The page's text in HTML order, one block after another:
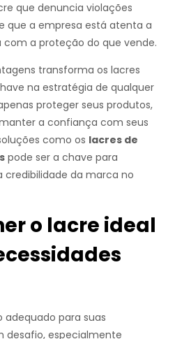
que denuncia violações
que a empresa está atenta a
a proteção do que vende.
transforma os lacres
na estratégia de qualquer
proteger seus produtos,
a confiança com seus
como os lacres de
pode ser a chave para
da marca no
o lacre ideal
adequado para suas
desafio, especialmente